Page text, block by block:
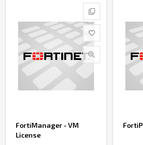
FortiManager - VM
License